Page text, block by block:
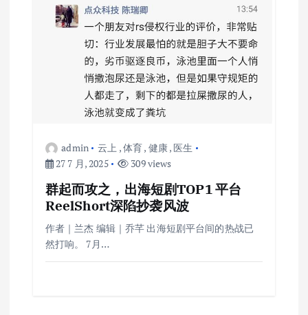
admin 云上 ,体育, 健康, 医生
27 7 月, 2025
309 views
群起而攻之，出海短剧TOP1 平台
ReelShort深陷抄袭风波
作者｜兰杰 编辑｜乔芊 出海短剧平台间的热战已
然打响。 7月…